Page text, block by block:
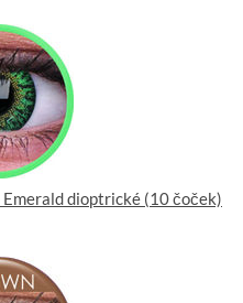
dioptrické (10 čoček)